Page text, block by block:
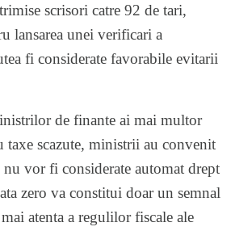
scrisori catre 92 de tari,
lansarea unei verificari a
fi considerate favorabile evitarii
de finante ai mai multor
scazute, ministrii au convenit
nu vor fi considerate automat drept
zero va constitui doar un semnal
atenta a regulilor fiscale ale